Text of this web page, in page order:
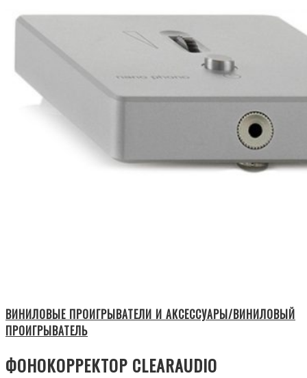
ВИНИЛОВЫЕ ПРОИГРЫВАТЕЛИ И АКСЕССУАРЫ/ВИНИЛОВЫЙ
ПРОИГРЫВАТЕЛЬ
ФОНОКОРРЕКТОР CLEARAUDIO